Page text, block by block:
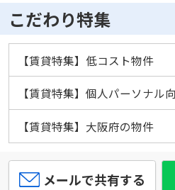
こだわり特集
【賃貸特集】低コスト物件
【賃貸特集】個人パーソナル
【賃貸特集】大阪府の物件
メールで共有する